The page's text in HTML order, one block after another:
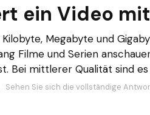
ein Video mit
Megabyte und
Filme und Serien
Bei mittlerer Qualität sind
Sehen Sie sich die vollständige